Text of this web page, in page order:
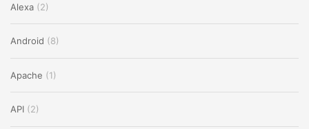
Alexa (2)
Android (8)
Apache (1)
API (2)